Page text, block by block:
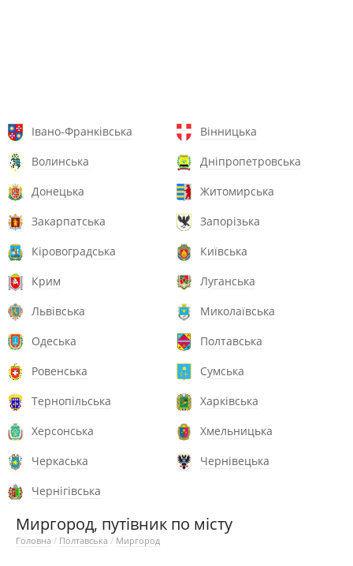
Івано-Франківська
Вінницька
Волинська
Дніпропетровська
Донецька
Житомирська
Закарпатська
Запорізька
Кіровоградська
Київська
Крим
Луганська
Львівська
Миколаївська
Одеська
Полтавська
Ровенська
Сумська
Тернопільська
Харківська
Херсонська
Хмельницька
Черкаська
Чернівецька
Чернігівська
Миргород, путівник по місту
Головна / Полтавська / Миргород